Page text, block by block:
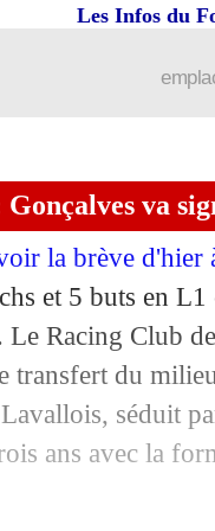
Les Infos du
va
la brève d'hier
et 5 buts en
Le Racing Club
transfert du
séduit
ans avec la
sur le fil !
invaincues face
et third
Tuchel
Lizarazu attend
au départ de
à Thiney ?